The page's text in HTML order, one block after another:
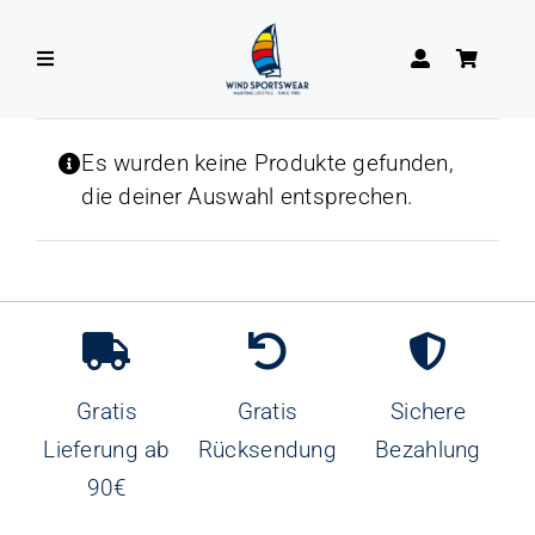
Inhalt
Toggle
Es wurden keine Produkte gefunden,
die deiner Auswahl entsprechen.
Gratis
Lieferung ab
90€
Gratis
Rücksendung
Sichere
Bezahlung